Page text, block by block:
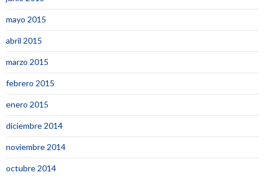
mayo 2015
abril 2015
marzo 2015
febrero 2015
enero 2015
diciembre 2014
noviembre 2014
octubre 2014